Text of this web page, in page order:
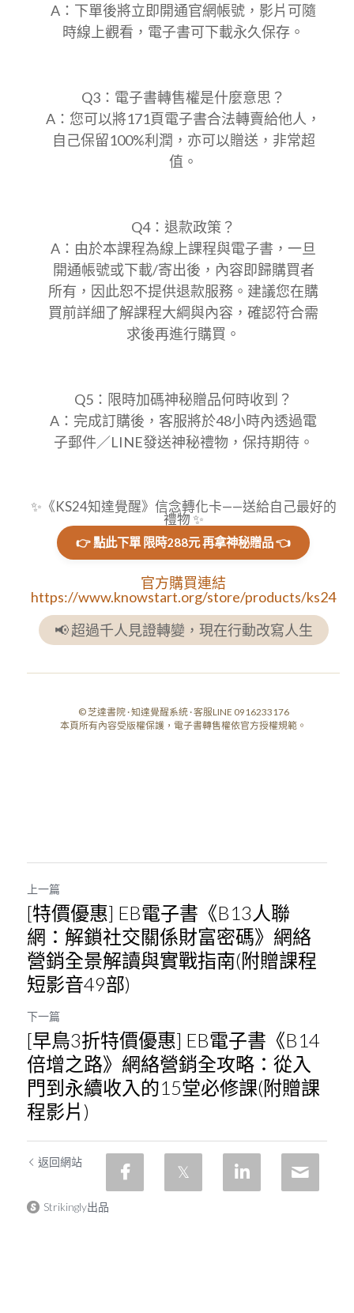
A：下單後將立即開通官網帳號，影片可隨
時線上觀看，電子書可下載永久保存。
Q3：電子書轉售權是什麼意思？
A：您可以將171頁電子書合法轉賣給他人，
自己保留100%利潤，亦可以贈送，非常超
值。
Q4：退款政策？
A：由於本課程為線上課程與電子書，一旦
開通帳號或下載/寄出後，內容即歸購買者
所有，因此恕不提供退款服務。建議您在購
買前詳細了解課程大綱與內容，確認符合需
求後再進行購買。
Q5：限時加碼神秘贈品何時收到？
A：完成訂購後，客服將於48小時內透過電
子郵件／LINE發送神秘禮物，保持期待。
✨《KS24知達覺醒》信念轉化卡——送給自己最好的
禮物 ✨
👉 點此下單 限時288元 再拿神秘贈品 👈
官方購買連結
https://www.knowstart.org/store/products/ks24
📢 超過千人見證轉變，現在行動改寫人生
© 芝達書院 · 知達覺醒系統 · 客服LINE 0916233176
本頁所有內容受版權保護，電子書轉售權依官方授權規範。
上一篇
[特價優惠] EB電子書《B13人聯
網：解鎖社交關係財富密碼》網絡
營銷全景解讀與實戰指南(附贈課程
短影音49部)
下一篇
[早鳥3折特價優惠] EB電子書《B14
倍增之路》網絡營銷全攻略：從入
門到永續收入的15堂必修課(附贈課
程影片)
返回網站
Strikingly出品